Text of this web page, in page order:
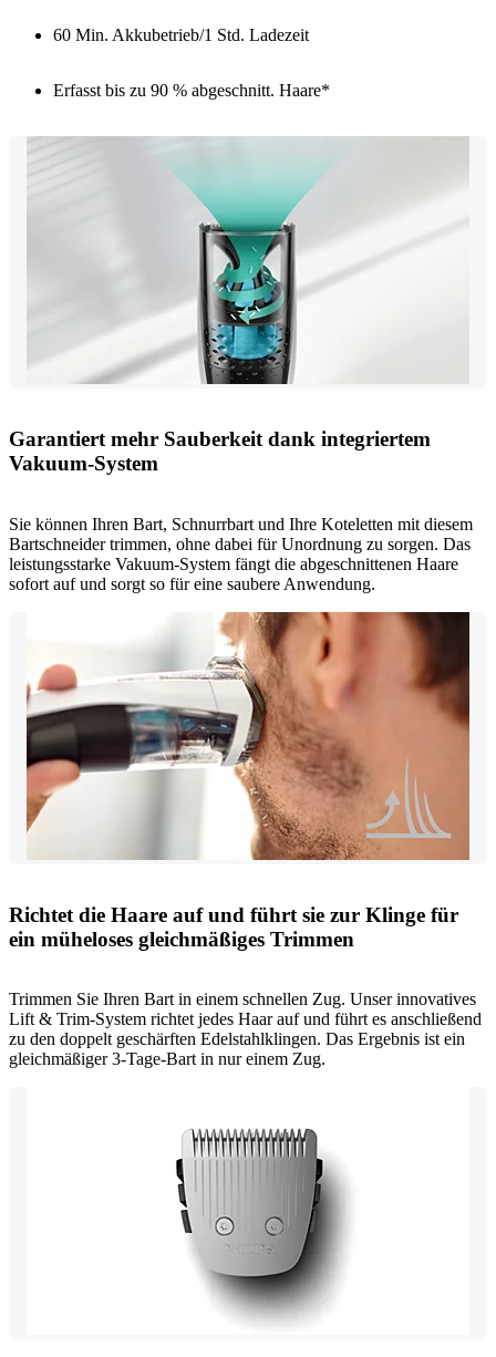
60 Min. Akkubetrieb/1 Std. Ladezeit
Erfasst bis zu 90 % abgeschnitt. Haare*
Garantiert mehr Sauberkeit dank integriertem
Vakuum-System
Sie können Ihren Bart, Schnurrbart und Ihre Koteletten mit diesem
Bartschneider trimmen, ohne dabei für Unordnung zu sorgen. Das
leistungsstarke Vakuum-System fängt die abgeschnittenen Haare
sofort auf und sorgt so für eine saubere Anwendung.
Richtet die Haare auf und führt sie zur Klinge für
ein müheloses gleichmäßiges Trimmen
Trimmen Sie Ihren Bart in einem schnellen Zug. Unser innovatives
Lift & Trim-System richtet jedes Haar auf und führt es anschließend
zu den doppelt geschärften Edelstahlklingen. Das Ergebnis ist ein
gleichmäßiger 3-Tage-Bart in nur einem Zug.